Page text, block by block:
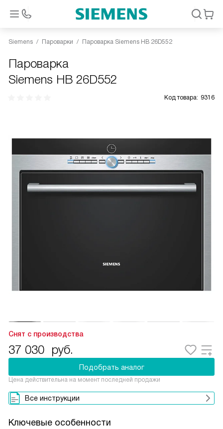
Siemens Пароварки Пароварка Siemens HB 26D552
Пароварка
Siemens HB 26D552
Код товара: 9316
Снят с производства
37 030 руб.
Подобрать аналог
Цена действительна на момент последней продажи
Все инструкции
Ключевые особенности